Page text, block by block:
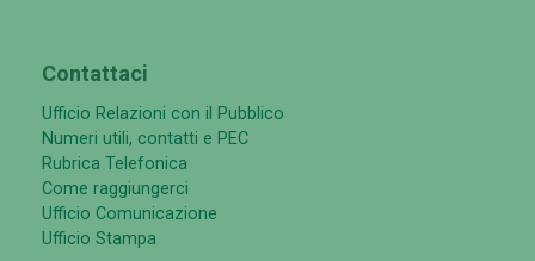
Contattaci
Ufficio Relazioni con il Pubblico
Numeri utili, contatti e PEC
Rubrica Telefonica
Come raggiungerci
Ufficio Comunicazione
Ufficio Stampa